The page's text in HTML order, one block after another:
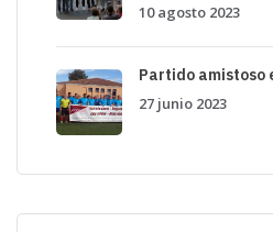
10 agosto 2023
Partido amistoso
27 junio 2023